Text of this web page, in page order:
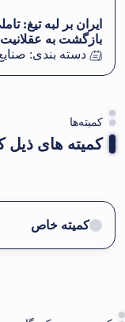
ایران بر لبه تیغ:
بازگشت به
دسته بندی:
کمیته‌ها
کمیته های ذیل
کمیته خاص